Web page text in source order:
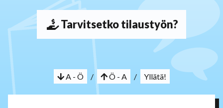
Tarvitsetko tilaustyön?
A - Ö / Ö - A / Yllätä!